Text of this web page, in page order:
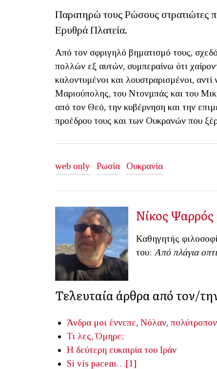
Παρατηρώ τους Ρώσους στρατιώτες
Ερυθρά Πλατεία.
Από τον σφριγηλό βηματισμό τους,
πολλών εξ αυτών, συμπεραίνω ότι
καλοντυμένοι και λουστραρισμένοι,
Μαριούπολης, του Ντονμπάς και του
από τον Θεό, την κυβέρνηση και την
προέδρου τους και των Ουκρανών που
web only Ρωσία Ουκρανία
Νίκος Ψαρρός
Καθηγητής
του: Από πλάγια
Τελευταία άρθρα από τον/
Άνδρα μοι έννεπε, Νόλαν,
Τι λες, Όμηρε;
Η δεύτερη ευκαιρία του Ιράν
Si vis pacem…[1]